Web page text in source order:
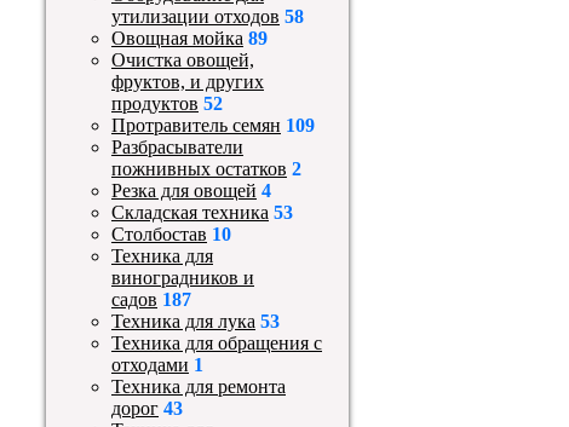
утилизации отходов 58
Овощная мойка 89
Очистка овощей,
фруктов, и других
продуктов 52
Протравитель семян 109
Разбрасыватели
пожнивных остатков 2
Резка для овощей 4
Складская техника 53
Столбостав 10
Техника для
виноградников и
садов 187
Техника для лука 53
Техника для обращения с
отходами 1
Техника для ремонта
дорог 43